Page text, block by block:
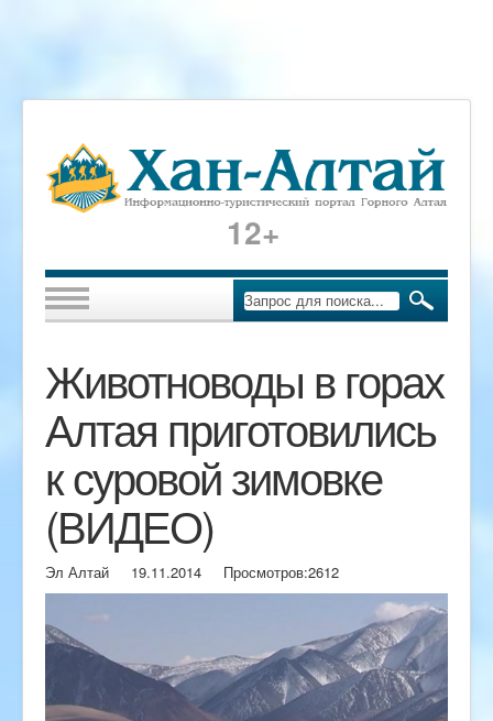
12+
Животноводы в горах
Алтая приготовились
к суровой зимовке
(ВИДЕО)
Эл Алтай 19.11.2014 Просмотров:2612